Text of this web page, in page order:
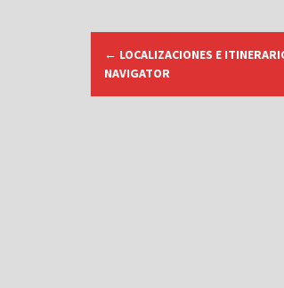
v
← LOCALIZACIONES E
NAVIGATOR